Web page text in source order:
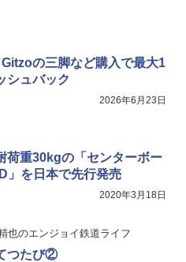
の三脚など購入で最大1
シュバック
2026年6月23日
荷重30kgの「センターボー
」を日本で先行発売
2020年3月18日
也のエンジョイ鉄道ライフ
つたび②